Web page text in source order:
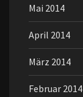
Mai 2014
April 2014
März 2014
Februar 2014